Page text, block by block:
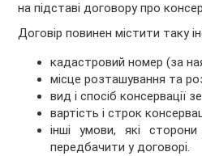
на підставі договору про
Договір повинен містити таку
кадастровий номер (за
місце розташування та
вид і спосіб консервації
вартість і строк
інші умови, які
передбачити у договорі.